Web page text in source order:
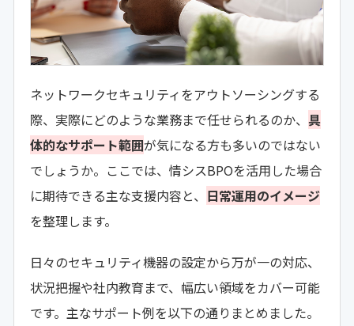
ネットワークセキュリティをアウトソーシングする
際、実際にどのような業務まで任せられるのか、 具
体的なサポート範囲が気になる方も多いのではない
でしょうか。ここでは、情シスBPOを活用した場合
に期待できる主な支援内容と、 日常運用のイメージ
を整理します。
日々のセキュリティ機器の設定から万が一の対応、
状況把握や社内教育まで、幅広い領域をカバー可能
です。主なサポート例を以下の通りまとめました。